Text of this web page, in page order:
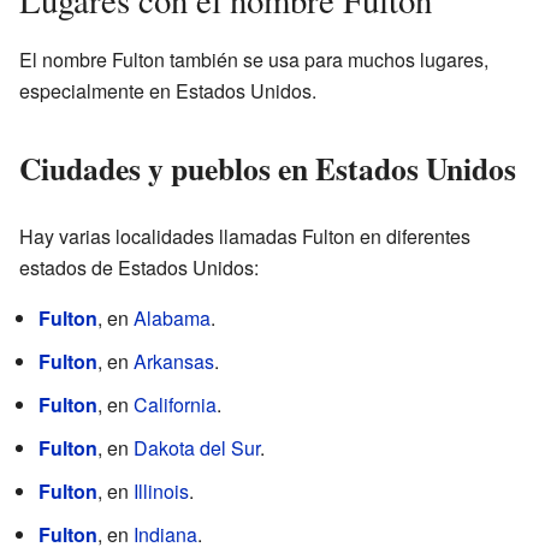
El nombre Fulton también se usa para muchos lugares,
especialmente en Estados Unidos.
Ciudades y pueblos en Estados Unidos
Hay varias localidades llamadas Fulton en diferentes
estados de Estados Unidos:
Fulton, en Alabama.
Fulton, en Arkansas.
Fulton, en California.
Fulton, en Dakota del Sur.
Fulton, en Illinois.
Fulton, en Indiana.